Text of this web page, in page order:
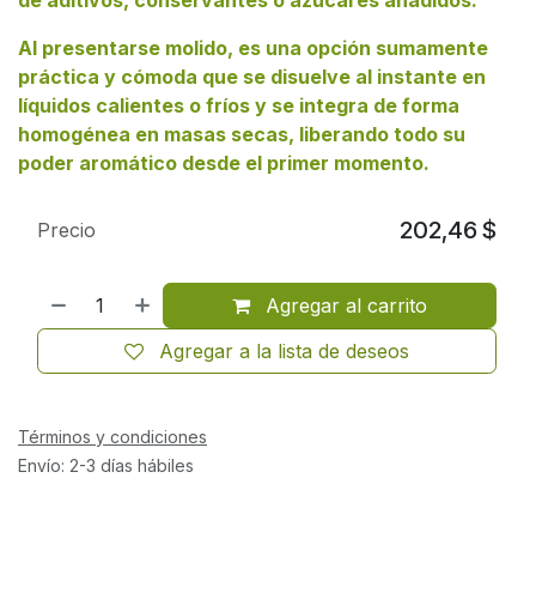
Al presentarse molido, es una opción sumamente
práctica y cómoda que se disuelve al instante en
líquidos calientes o fríos y se integra de forma
homogénea en masas secas, liberando todo su
poder aromático desde el primer momento.
Agregar al carrito
Agregar a la lista de deseos
Precio 202,46 $
Términos y condiciones
Envío: 2-3 días hábiles